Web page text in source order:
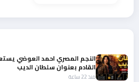
النجم المصري احمد العوضي
القادم بعنوان سلطان الديب
منذ 22 ساعة